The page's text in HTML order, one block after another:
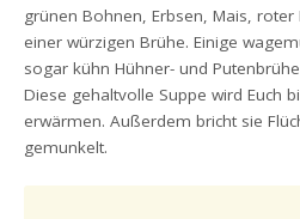
grünen Bohnen, Erbsen, Mais,
einer würzigen Brühe. Einige
sogar kühn Hühner- und
Diese gehaltvolle Suppe wird Euch
erwärmen. Außerdem bricht sie
gemunkelt.